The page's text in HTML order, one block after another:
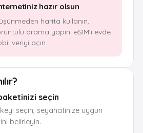
hazır olsun
harita kullanın,
arama yapın. eSIM’i evde
veriyi açın.
seçin
seçin, seyahatinize uygun
belirleyin.